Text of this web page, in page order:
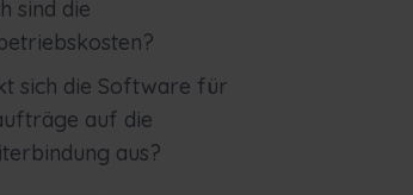
sind die
sich die Software für
auf die
aus?